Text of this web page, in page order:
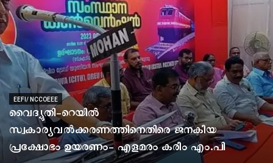
EEFI/ NCCOEEE
വൈദ്യുതി-റെയില്‍
സ്വകാര്യവല്‍ക്കരണത്തിനെതിരെ ജനകീയ
പ്രക്ഷോഭം ഉയരണം- എളമരം കരീം എം.പി